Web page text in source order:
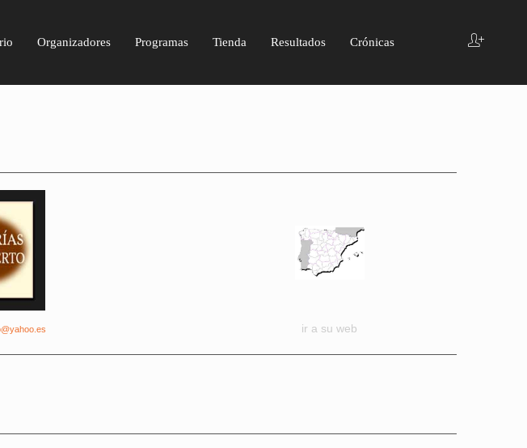
Organizadores Programas Tienda Resultados Crónicas
ir a su web